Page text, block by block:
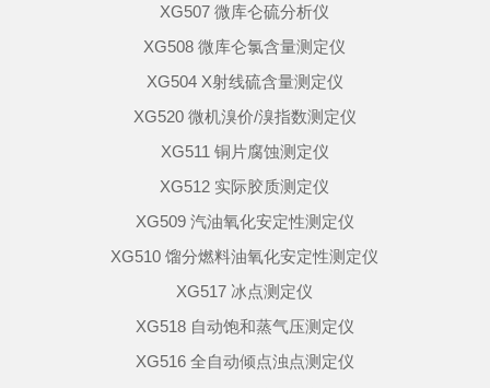
XG507 微库仑硫分析仪
XG508 微库仑氯含量测定仪
XG504 X射线硫含量测定仪
XG520 微机溴价/溴指数测定仪
XG511 铜片腐蚀测定仪
XG512 实际胶质测定仪
XG509 汽油氧化安定性测定仪
XG510 馏分燃料油氧化安定性测定仪
XG517 冰点测定仪
XG518 自动饱和蒸气压测定仪
XG516 全自动倾点浊点测定仪